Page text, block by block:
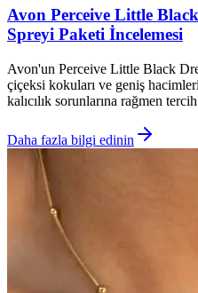
Avon Perceive Little
Spreyi Paketi İncelemesi
Avon'un Perceive Little Black
çiçeksi kokuları ve geniş
kalıcılık sorunlarına rağmen
Daha fazla bilgi edinin